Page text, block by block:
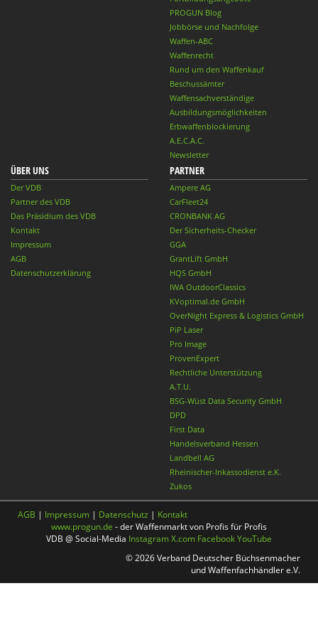
PROGUN Blog
Jobbörse und Nachfolge
Waffen-ABC
Waffenrecht
Rund um den Waffenkauf
Beschussämter
Waffensachverständige
Ausbildungsmöglichkeiten
Erbwaffenblockierung
A.E.C.A.C.
Newsletter
ÜBER UNS
Der VDB
Partner des VDB
Das Präsidium des VDB
Kontakt
Impressum
AGB
Datenschutzerklärung
PARTNER
Ampere AG
CarFleet24
CRONBANK AG
Der Sicherheits-Checker
GGA
GrantLift GmbH
HQS GmbH
IWA OutdoorClassics
KVoptimal.de GmbH
OverNight Express & Logistics GmbH
PiP Laser
Pro Image
ProvenExpert
Rechtliche Unterstützung
A.T.U.
BSG-Wüst Data Security GmbH
DPD
First Data
Handelsverband Hessen
Landbell AG
Rheinischer-Inkassodienst e.K.
Zukos
AGB | Impressum | Datenschutz | Kontakt
www.progun.de - der Waffenmarkt von Profis für Profis
VDB @ Social-Media InstagramX.com FacebookYouTube
© 2026 Verband Deutscher Büchsenmacher
und Waffenfachhändler e.V.